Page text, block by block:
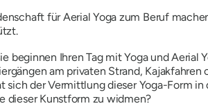
für Aerial Yoga zum Beruf
beginnen Ihren Tag mit Yoga und
am privaten Strand,
sich der Vermittlung dieser Yoga-Form
dieser Kunstform zu widmen?